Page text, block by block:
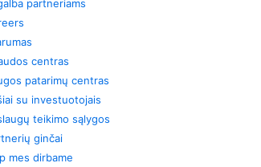
partneriams
centras
patarimų centras
su investuotojais
teikimo sąlygos
ginčai
mes dirbame